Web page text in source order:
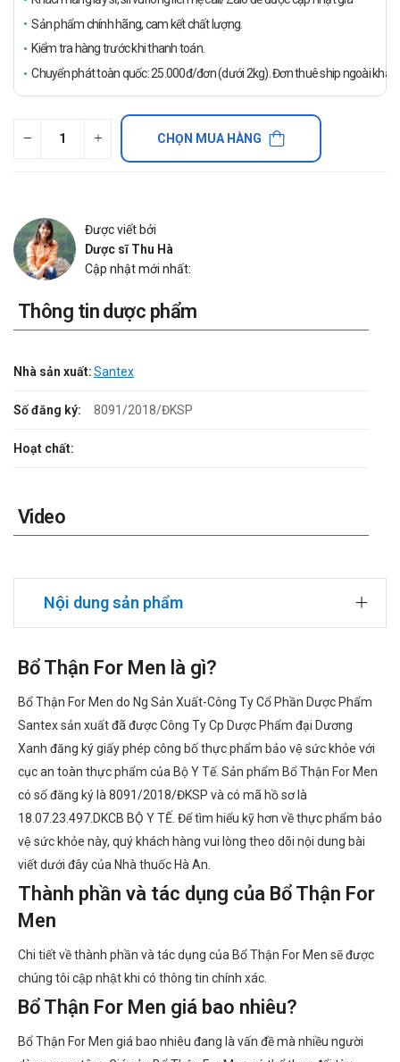
Sản phẩm chính hãng, cam kết chất lượng.
Kiểm tra hàng trước khi thanh toán.
Chuyển phát toàn quốc: 25.000đ/đơn (dưới 2kg). Đơn thuê ship ngoài
CHỌN MUA HÀNG
Được viết bởi
Dược sĩ Thu Hà
Cập nhật mới nhất:
Thông tin dược phẩm
Nhà sản xuất:Santex
Số đăng ký: 8091/2018/ĐKSP
Hoạt chất:
Video
Nội dung sản phẩm
Bổ Thận For Men là gì?
Bổ Thận For Men do Ng Sản Xuất-Công Ty Cổ Phần Dược Phẩm
Santex sản xuất đã được Công Ty Cp Dược Phẩm đại Dương
Xanh đăng ký giấy phép công bố thực phẩm bảo vệ sức khỏe với
cục an toàn thực phẩm của Bộ Y Tế. Sản phẩm Bổ Thận For Men
có số đăng ký là 8091/2018/ĐKSP và có mã hồ sơ là
18.07.23.497.DKCB BỘ Y TẾ. Để tìm hiểu kỹ hơn về thực phẩm bảo
vệ sức khỏe này, quý khách hàng vui lòng theo dõi nội dung bài
viết dưới đây của Nhà thuốc Hà An.
Thành phần và tác dụng của Bổ Thận For
Men
Chi tiết về thành phần và tác dụng của Bổ Thận For Men sẽ được
chúng tôi cập nhật khi có thông tin chính xác.
Bổ Thận For Men giá bao nhiêu?
Bổ Thận For Men giá bao nhiêu đang là vấn đề mà nhiều người